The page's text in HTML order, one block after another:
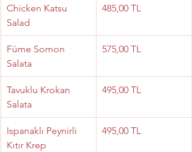
Chicken Katsu
Salad
485,00 TL
Füme Somon
Salata
575,00 TL
Tavuklu Krokan
Salata
495,00 TL
Ispanaklı Peynirli
Kıtır Krep
495,00 TL